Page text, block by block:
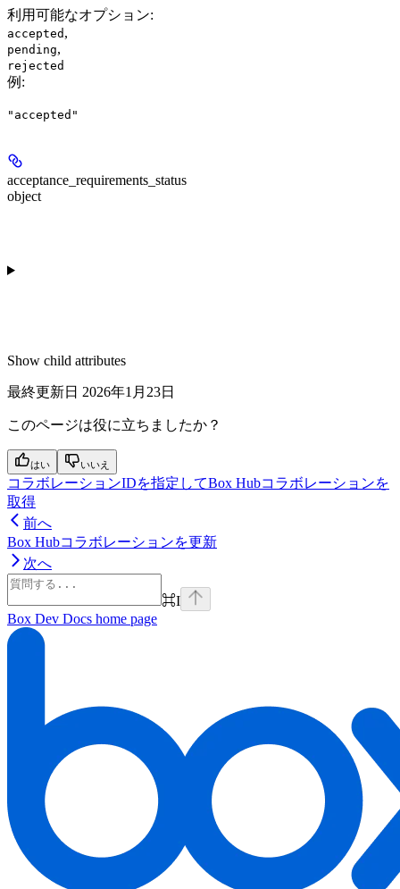
利用可能なオプション:
accepted ,
pending,
rejected
例 :
"accepted"
acceptance_requirements_status
object
Show child attributes
最終更新日 2026年1月23日
このページは役に立ちましたか？
はい いいえ
コラボレーションIDを指定してBox Hubコラボレーションを
取得
前へ
Box Hubコラボレーションを更新
次へ
⌘I
Box Dev Docs home page